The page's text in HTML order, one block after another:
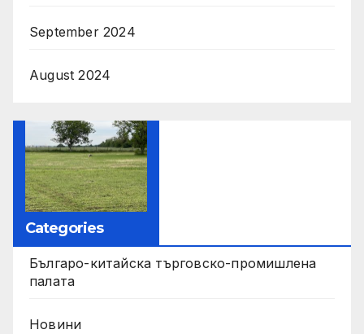
September 2024
August 2024
Categories
Българо-китайска търговско-промишлена
палата
Новини